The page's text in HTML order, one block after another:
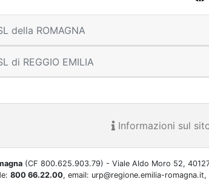
della ROMAGNA
di REGGIO EMILIA
Informazioni sul
(CF 800.625.903.79) - Viale Aldo Moro 52,
800 66.22.00, email: urp@regione.emilia-